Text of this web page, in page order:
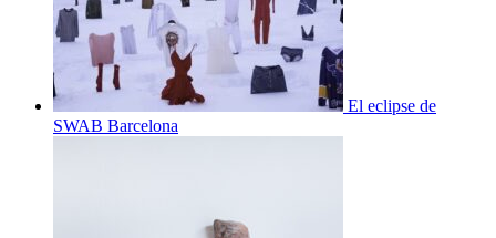
El eclipse de
SWAB Barcelona